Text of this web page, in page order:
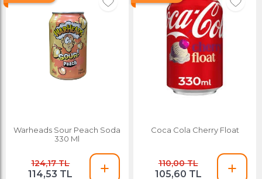
Warheads Sour Peach Soda
330 Ml
124,17 TL
114,53 TL
Coca Cola Cherry Float
110,00 TL
105,60 TL